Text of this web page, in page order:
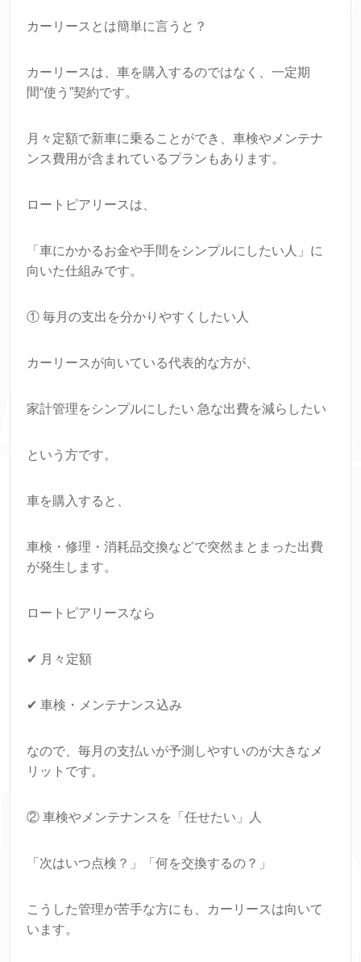
カーリースとは簡単に言うと？
カーリースは、車を購入するのではなく、一定期
間“使う”契約です。
月々定額で新車に乗ることができ、車検やメンテナ
ンス費用が含まれているプランもあります。
ロートピアリースは、
「車にかかるお金や手間をシンプルにしたい人」に
向いた仕組みです。
① 毎月の支出を分かりやすくしたい人
カーリースが向いている代表的な方が、
家計管理をシンプルにしたい 急な出費を減らしたい
という方です。
車を購入すると、
車検・修理・消耗品交換などで突然まとまった出費
が発生します。
ロートピアリースなら
✔ 月々定額
✔ 車検・メンテナンス込み
なので、毎月の支払いが予測しやすいのが大きなメ
リットです。
② 車検やメンテナンスを「任せたい」人
「次はいつ点検？」「何を交換するの？」
こうした管理が苦手な方にも、カーリースは向いて
います。